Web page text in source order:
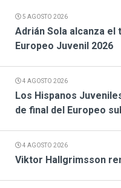
5 AGOSTO 2026
Adrián Sola alcanza
Europeo Juvenil 2026
4 AGOSTO 2026
Los Hispanos
de final del Europeo
4 AGOSTO 2026
Viktor Hallgrimsson